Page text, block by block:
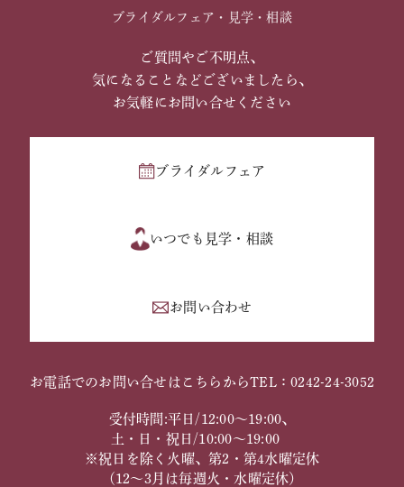
ブライダルフェア・見学・相談
ご質問やご不明点、
気になることなどございましたら、
お気軽にお問い合せください
ブライダルフェア
いつでも見学・相談
お問い合わせ
お電話でのお問い合せはこちらからTEL：0242-24-3052
受付時間:平日/12:00～19:00、
土・日・祝日/10:00～19:00
※祝日を除く火曜、第2・第4水曜定休
（12～3月は毎週火・水曜定休）